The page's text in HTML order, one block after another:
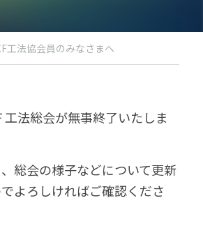
総会
工法協会員のみなさまへ
法総会が無事終了いたしま
総会の様子などについて更新
よろしければご確認くださ